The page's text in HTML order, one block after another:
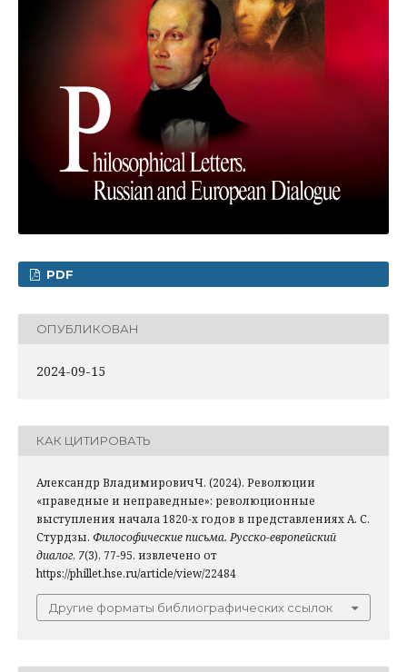
PDF
ОПУБЛИКОВАН
2024-09-15
КАК ЦИТИРОВАТЬ
Александр ВладимировичЧ. (2024). Революции
«праведные и неправедные»: революционные
выступления начала 1820-х годов в представлениях А. С.
Стурдзы. Философические письма. Русско-европейский
диалог, 7(3), 77-95. извлечено от
https://phillet.hse.ru/article/view/22484
Другие форматы библиографических ссылок